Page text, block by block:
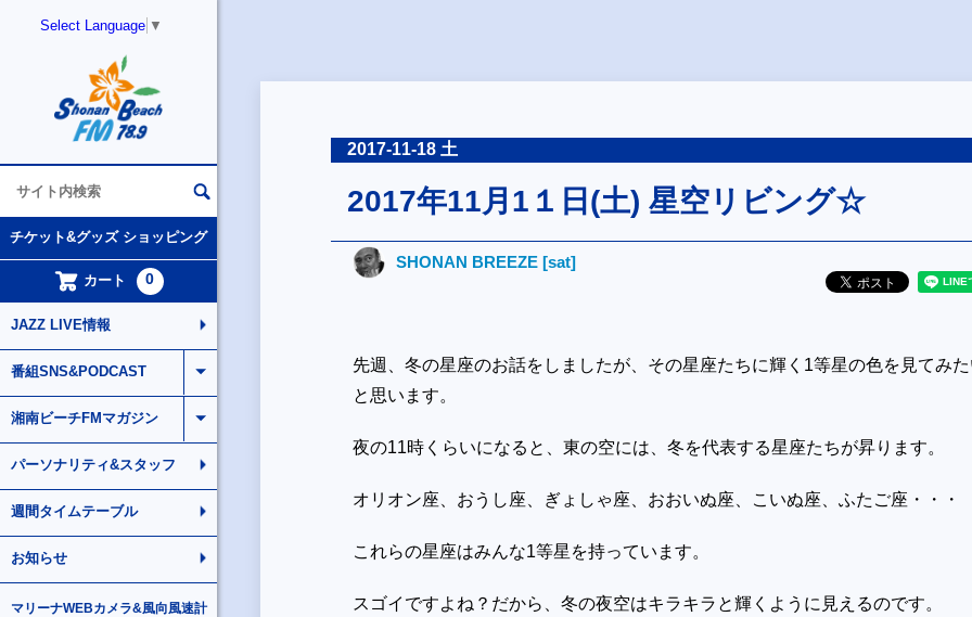
Select Language ▼
チケット&グッズ ショッピング
カート 0
JAZZ LIVE情報
番組SNS&PODCAST
湘南ビーチFMマガジン
パーソナリティ&スタッフ
週間タイムテーブル
お知らせ
マリーナWEBカメラ&風向風速計
2017-11-18 土
2017年11月1１日(土) 星空リビング☆
SHONAN BREEZE [sat]
先週、冬の星座のお話をしましたが、その星座たちに輝く 1等星の色を見てみ
と思います。
夜の11時くらいになると、東の空には、冬を代表する星座たちが昇ります。
オリオン座、おうし座、ぎょしゃ座、おおいぬ座、こいぬ座、ふたご座・・・
これらの星座はみんな1等星を持っています。
スゴイですよね？だから、冬の夜空はキラキラと輝くように見えるのです。